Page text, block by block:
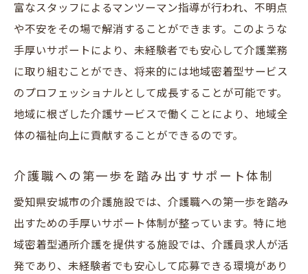
富なスタッフによるマンツーマン指導が行われ、不明点
や不安をその場で解消することができます。このような
手厚いサポートにより、未経験者でも安心して介護業務
に取り組むことができ、将来的には地域密着型サービス
のプロフェッショナルとして成長することが可能です。
地域に根ざした介護サービスで働くことにより、地域全
体の福祉向上に貢献することができるのです。
介護職への第一歩を踏み出すサポート体制
愛知県安城市の介護施設では、介護職への第一歩を踏み
出すための手厚いサポート体制が整っています。特に地
域密着型通所介護を提供する施設では、介護員求人が活
発であり、未経験者でも安心して応募できる環境があり